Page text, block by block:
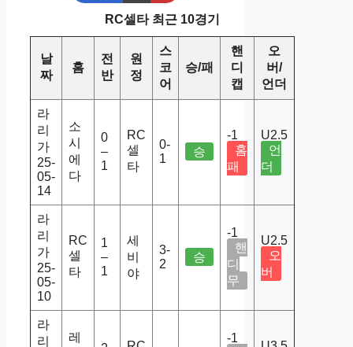
RC셀타 최근 10경기
날
짜
홈
전
반
원
정
스
코
어
승/패
핸
디
캡
오
버/
언더
라
리
가
25-
05-
14
소
시
에
다
0
–
1
RC
셀
타
0-
1
승
-1
홈
패
U2.5
언
더
라
리
가
25-
05-
10
RC
셀
타
1
–
1
세
비
야
3-
2
승
-1
핸
디
무
U2.5
오
버
라
리
레
-1